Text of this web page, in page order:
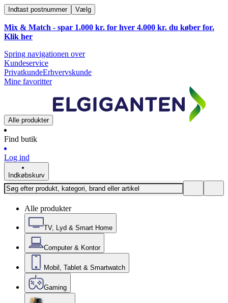
Indtast postnummer Vælg
Mix & Match - spar 1.000 kr. for hver 4.000 kr. du køber for.
Klik her
Spring navigationen over
Kundeservice
PrivatkundeErhvervskunde
Mine favoritter
Alle produkter
Find butik
Log ind
Indkøbskurv
Alle produkter
TV, Lyd & Smart Home
Computer & Kontor
Mobil, Tablet & Smartwatch
Gaming